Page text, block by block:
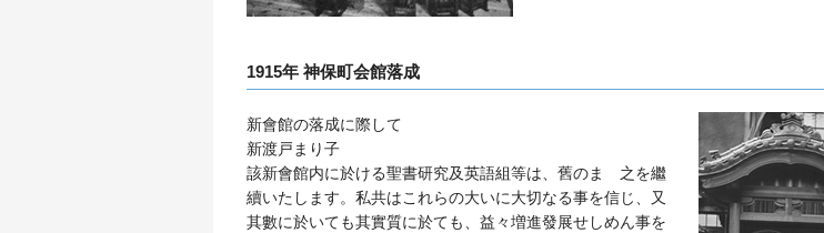
1915年 神保町会館落成
新會館の落成に際して
新渡戸まり子
該新會館内に於ける聖書研究及英語組等は、舊のまゝ之を繼
續いたします。私共はこれらの大いに大切なる事を信じ、又
其數に於いても其實質に於ても、益々増進發展せしめん事を